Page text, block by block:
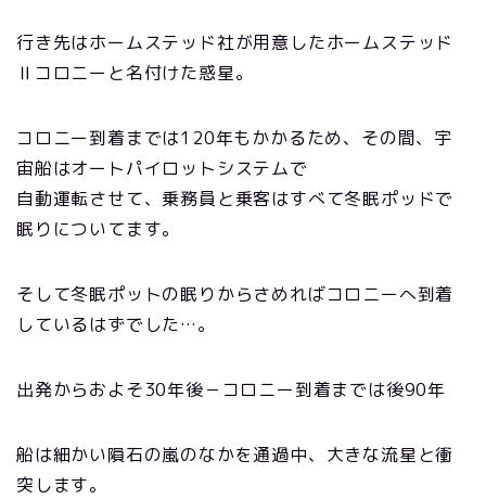
行き先はホームステッド社が用意したホームステッド
Ⅱコロニーと名付けた惑星。
コロニー到着までは120年もかかるため、その間、宇
宙船はオートパイロットシステムで
自動運転させて、乗務員と乗客はすべて冬眠ポッドで
眠りについてます。
そして冬眠ポットの眠りからさめればコロニーへ到着
しているはずでした…。
出発からおよそ30年後－コロニー到着までは後90年
船は細かい隕石の嵐のなかを通過中、大きな流星と衝
突します。